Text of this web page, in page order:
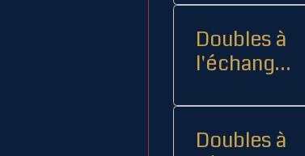
Doubles à
l'échange
Doubles à